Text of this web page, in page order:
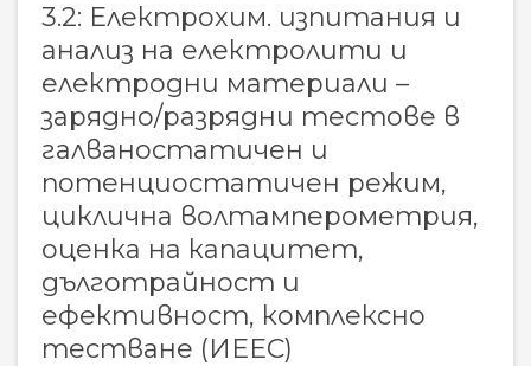
3.2: Електрохим. изпитания и
анализ на електролити и
електродни материали –
зарядно/разрядни тестове в
галваностатичен и
потенциостатичен режим,
циклична волтамперометрия,
оценка на капацитет,
дълготрайност и
ефективност, комплексно
тестване (ИЕЕС)